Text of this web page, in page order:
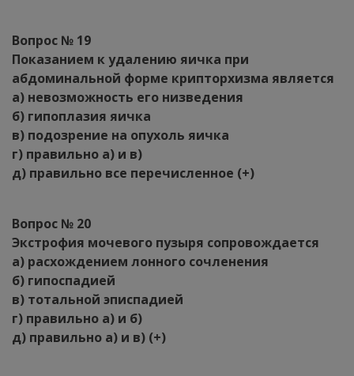
Вопрос № 19
Показанием к удалению яичка при
абдоминальной форме крипторхизма является
а) невозможность его низведения
б) гипоплазия яичка
в) подозрение на опухоль яичка
г) правильно а) и в)
д) правильно все перечисленное (+)
Вопрос № 20
Экстрофия мочевого пузыря сопровождается
а) расхождением лонного сочленения
б) гипоспадией
в) тотальной эписпадией
г) правильно а) и б)
д) правильно а) и в) (+)